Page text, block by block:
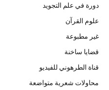
دورة في علم التجويد
علوم القرآن
غير مطبوعة
قضايا ساخنة
قناة الطرهوني للفيديو
محاولات شعرية متواضعة